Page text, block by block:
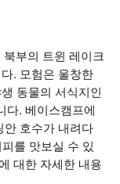
부의 트윈 레이크
. 모험은 울창한
동물의 서식지인
다. 베이스캠프에
안 호수가 내려다
를 맛보실 수 있
대한 자세한 내용